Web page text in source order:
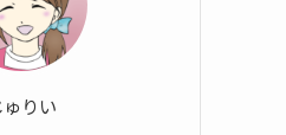
ゅりい